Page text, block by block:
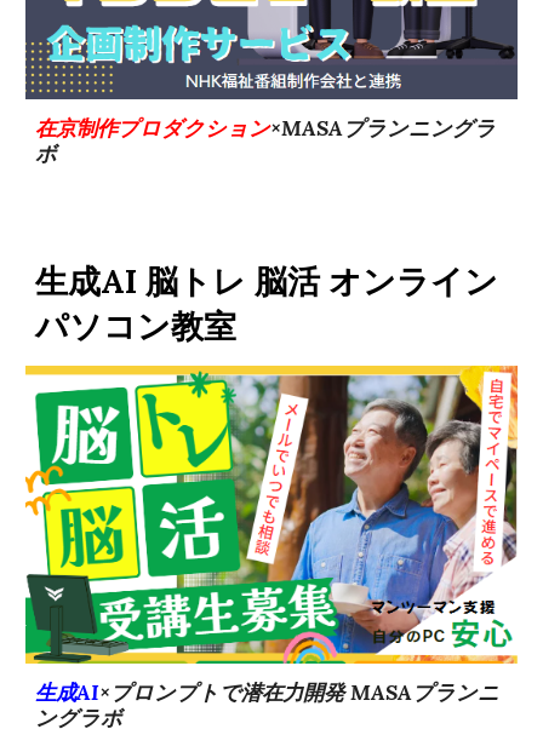
在京制作プロダクション×MASAプランニングラ
ボ
生成AI 脳トレ 脳活 オンライン
パソコン教室
生成AI×プロンプトで潜在力開発 MASAプランニ
ングラボ